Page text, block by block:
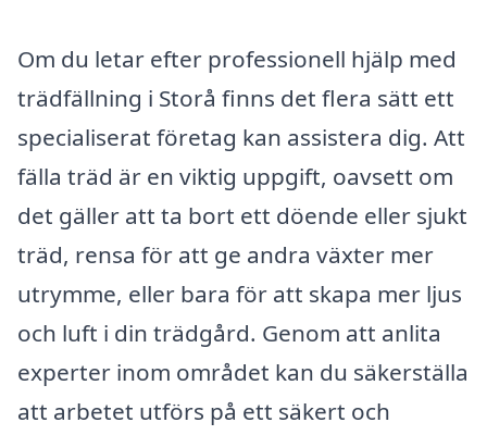
Om du letar efter professionell hjälp med
trädfällning i Storå finns det flera sätt ett
specialiserat företag kan assistera dig. Att
fälla träd är en viktig uppgift, oavsett om
det gäller att ta bort ett döende eller sjukt
träd, rensa för att ge andra växter mer
utrymme, eller bara för att skapa mer ljus
och luft i din trädgård. Genom att anlita
experter inom området kan du säkerställa
att arbetet utförs på ett säkert och